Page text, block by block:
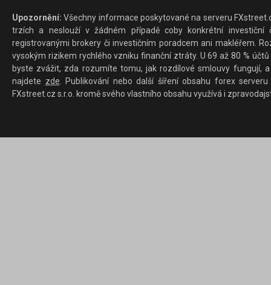
Upozornění: Všechny informace poskytované na serveru
trzích a neslouží v žádném případě coby konkrétní investiční
registrovanými brokery či investičním poradcem ani makléřem.
vysokým rizikem rychlého vzniku finanční ztráty. U 69 až 80 %
byste zvážit, zda rozumíte tomu, jak rozdílové smlouvy fungují,
najdete zde. Publikování nebo další šíření obsahu forex
FXstreet.cz s.r.o. kromě svého vlastního obsahu využívá i